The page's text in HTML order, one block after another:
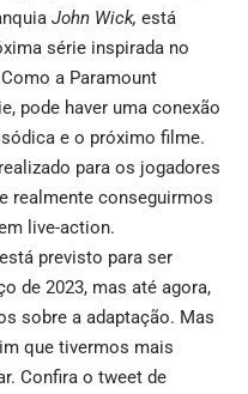
John Wick, está
série inspirada no
a Paramount
pode haver uma conexão
e o próximo filme.
para os jogadores
realmente conseguirmos
live-action.
está previsto para ser
de 2023, mas até agora,
sobre a adaptação. Mas
que tivermos mais
Confira o tweet de